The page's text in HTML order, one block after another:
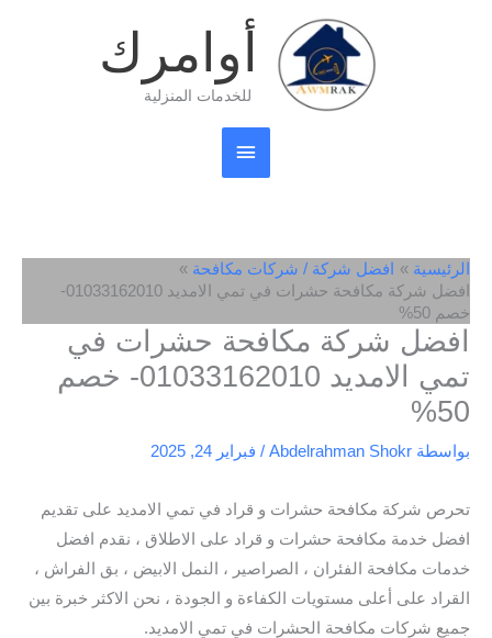
أوامرك
للخدمات المنزلية
القائمة
الرئيسية
الرئيسية
افضل شركة / شركات مكافحة
افضل شركة مكافحة حشرات في تمي الامديد 01033162010-
خصم 50%
افضل شركة مكافحة حشرات في
تمي الامديد 01033162010- خصم
50%
بواسطة Abdelrahman Shokr
/ فبراير 24, 2025
تحرص شركة مكافحة حشرات و قراد في تمي الامديد على تقديم
افضل خدمة مكافحة حشرات و قراد على الاطلاق ، نقدم افضل
خدمات مكافحة الفئران ، الصراصير ، النمل الابيض ، بق الفراش ،
القراد على أعلى مستويات الكفاءة و الجودة ، نحن الاكثر خبرة بين
جميع شركات مكافحة الحشرات في تمي الامديد.